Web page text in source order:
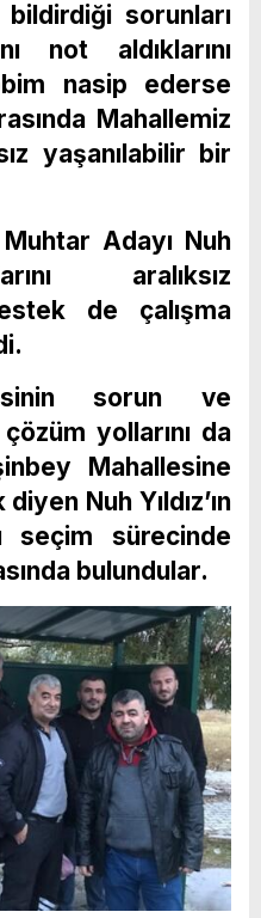
sorunları
not aldıklarını
nasip ederse
Mahallemiz
yaşanılabilir bir
Adayı Nuh
aralıksız
de çalışma
sorun ve
yollarını da
Mahallesine
Nuh Yıldız’ın
seçim sürecinde
bulundular.